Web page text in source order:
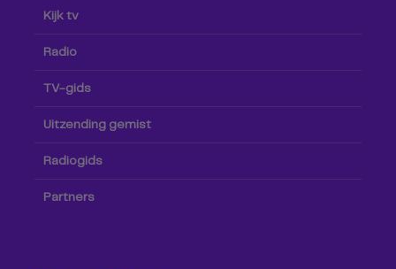
Kijk tv
Radio
TV-gids
Uitzending gemist
Radiogids
Partners